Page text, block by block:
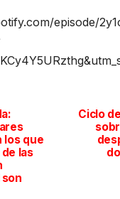
episode/
Ciclo
los que
las